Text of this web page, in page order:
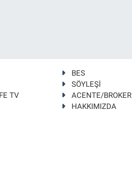
BES
SÖYLEŞİ
TV
ACENTE/BROKER
HAKKIMIZDA